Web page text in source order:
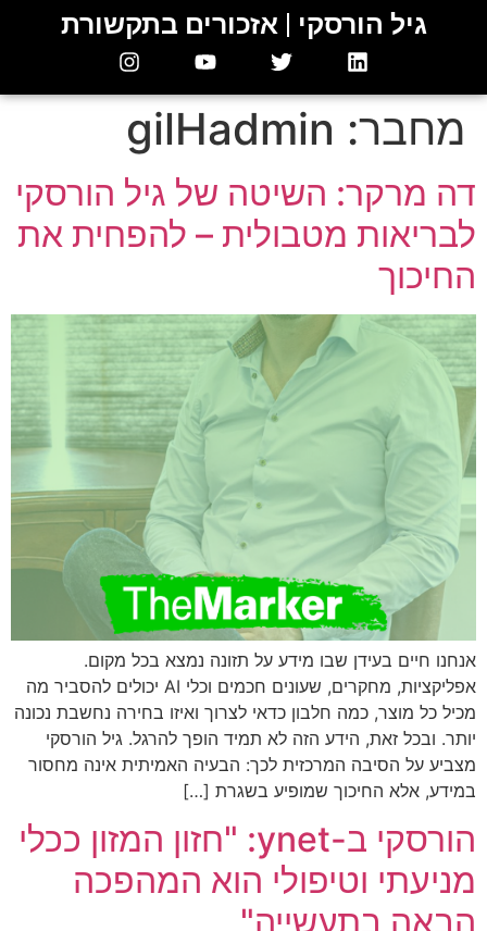
גיל הורסקי | אזכורים בתקשורת
מחבר: gilHadmin
דה מרקר: השיטה של גיל הורסקי
לבריאות מטבולית – להפחית את
החיכוך
אנחנו חיים בעידן שבו מידע על תזונה נמצא בכל מקום.
אפליקציות, מחקרים, שעונים חכמים וכלי AI יכולים להסביר מה
מכיל כל מוצר, כמה חלבון כדאי לצרוך ואיזו בחירה נחשבת נכונה
יותר. ובכל זאת, הידע הזה לא תמיד הופך להרגל. גיל הורסקי
מצביע על הסיבה המרכזית לכך: הבעיה האמיתית אינה מחסור
במידע, אלא החיכוך שמופיע בשגרת […]
הורסקי ב-ynet: "חזון המזון ככלי
מניעתי וטיפולי הוא המהפכה
הבאה בתעשייה"